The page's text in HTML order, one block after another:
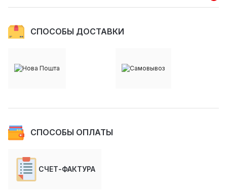
СПОСОБЫ ДОСТАВКИ
СПОСОБЫ ОПЛАТЫ
СЧЕТ-ФАКТУРА